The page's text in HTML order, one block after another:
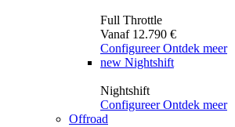
Full Throttle
Vanaf 12.790 €
Configureer Ontdek meer
new Nightshift
Nightshift
Configureer Ontdek meer
Offroad